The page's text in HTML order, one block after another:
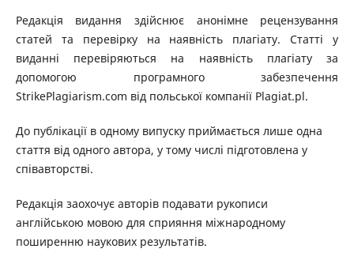
Редакція видання здійснює анонімне рецензування
статей та перевірку на наявність плагіату. Статті у
виданні перевіряються на наявність плагіату за
допомогою програмного забезпечення
StrikePlagiarism.com від польської компанії Plagiat.pl.
До публікації в одному випуску приймається лише одна
стаття від одного автора, у тому числі підготовлена у
співавторстві.
Редакція заохочує авторів подавати рукописи
англійською мовою для сприяння міжнародному
поширенню наукових результатів.